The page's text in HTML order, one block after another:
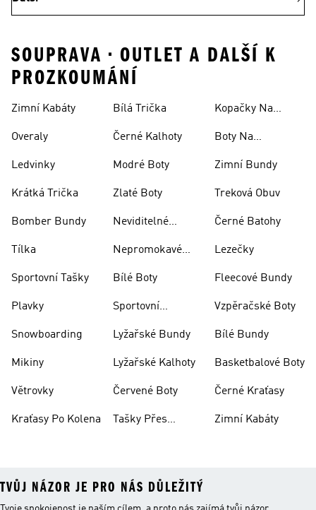
SOUPRAVA • OUTLET A DALŠÍ K
PROZKOUMÁNÍ
Zimní Kabáty
Overaly
Ledvinky
Krátká Trička
Bomber Bundy
Tílka
Sportovní Tašky
Plavky
Snowboarding
Mikiny
Větrovky
Kraťasy Po Kolena
Bílá Trička
Černé Kalhoty
Modré Boty
Zlaté Boty
Neviditelné
Nepromokavé
Bílé Boty
Sportovní
Lyžařské Bundy
Lyžařské Kalhoty
Červené Boty
Tašky Přes
Kopačky Na
Boty Na
Zimní Bundy
Treková Obuv
Černé Batohy
Lezečky
Fleecové Bundy
Vzpěračské Boty
Bílé Bundy
Basketbalové Boty
Černé Kraťasy
Zimní Kabáty
TVŮJ NÁZOR JE PRO NÁS DŮLEŽITÝ